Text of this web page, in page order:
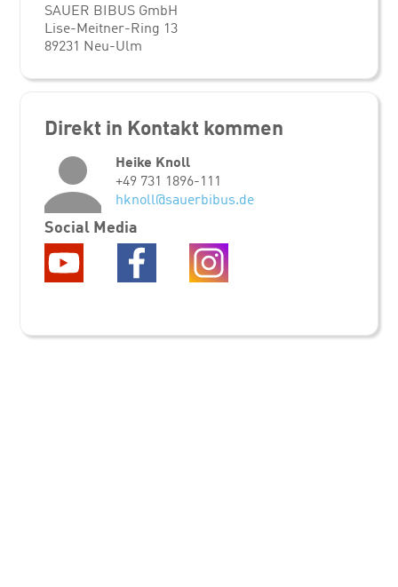
SAUER BIBUS GmbH
Lise-Meitner-Ring 13
89231 Neu-Ulm
Direkt in Kontakt kommen
Heike Knoll
+49 731 1896-111
hknoll@sauerbibus.de
Social Media